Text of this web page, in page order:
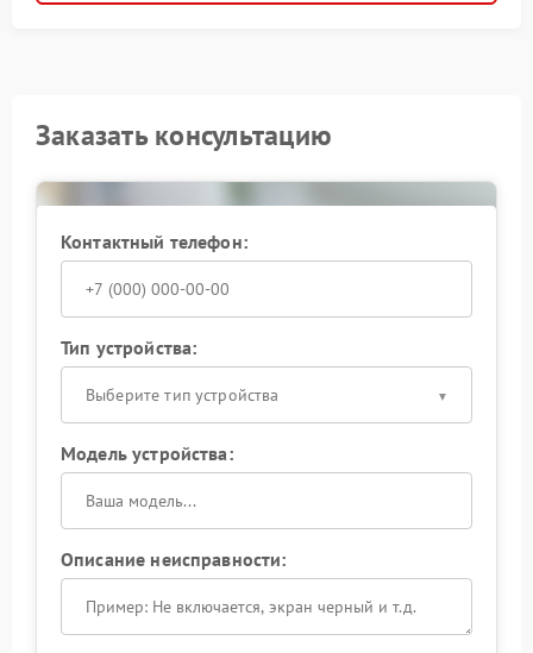
Заказать консультацию
Контактный телефон:
Тип устройства:
Выберите тип устройства
Модель устройства:
Описание неисправности: